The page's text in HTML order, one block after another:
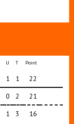
U T Point
1 1
22
0 2
21
1 3
16